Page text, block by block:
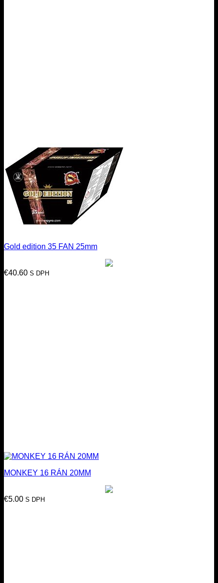
Gold edition 35 FAN 25mm
€40.60 S DPH
MONKEY 16 RÁN 20MM
€5.00 S DPH